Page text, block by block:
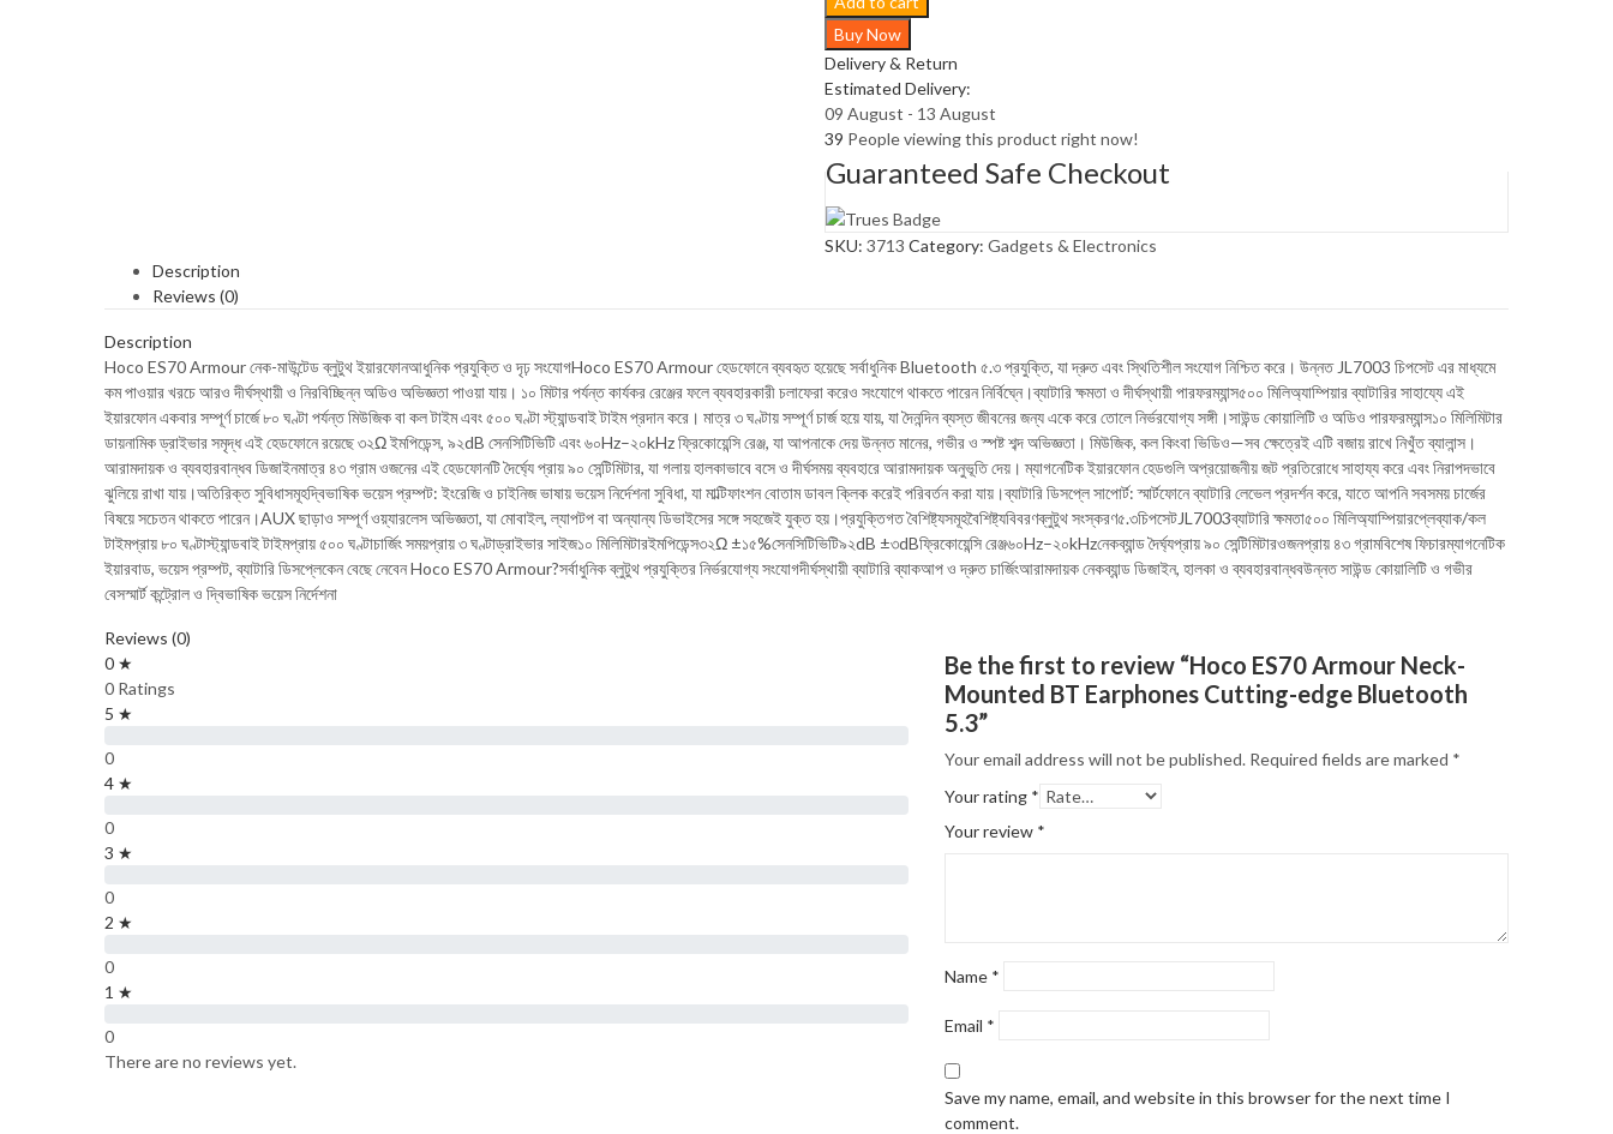
Armour
Neck-
Mounted
BT
Earphones
Cutting-
edge
5.3
quantity
Buy Now
Delivery & Return
Estimated Delivery:
09 August - 13 August
39 People viewing this product right now!
Guaranteed Safe Checkout
SKU: 3713 Category: Gadgets & Electronics
Description
Reviews (0)
Description
Hoco ES70 Armour নেক-মাউন্টেড ব্লুটুথ ইয়ারফোনআধুনিক প্রযুক্তি ও দৃঢ় সংযোগHoco ES70 Armour হেডফোনে ব্যবহৃত হয়েছে সর্বাধুনিক Bluetooth ৫.৩ প্রযুক্তি, যা দ্রুত এবং স্থিতিশীল সংযোগ নিশ্চিত করে। উন্নত JL7003 চিপসেট এর মাধ্যমে
কম পাওয়ার খরচে আরও দীর্ঘস্থায়ী ও নিরবিচ্ছিন্ন অডিও অভিজ্ঞতা পাওয়া যায়। ১০ মিটার পর্যন্ত কার্যকর রেঞ্জের ফলে ব্যবহারকারী চলাফেরা করেও সংযোগে থাকতে পারেন নির্বিঘ্নে।ব্যাটারি ক্ষমতা ও দীর্ঘস্থায়ী পারফরম্যান্স৫০০ মিলিঅ্যাম্পিয়ার ব্যাটারির সাহায্যে এই
ইয়ারফোন একবার সম্পূর্ণ চার্জে ৮০ ঘণ্টা পর্যন্ত মিউজিক বা কল টাইম এবং ৫০০ ঘণ্টা স্ট্যান্ডবাই টাইম প্রদান করে। মাত্র ৩ ঘণ্টায় সম্পূর্ণ চার্জ হয়ে যায়, যা দৈনন্দিন ব্যস্ত জীবনের জন্য একে করে তোলে নির্ভরযোগ্য সঙ্গী।সাউন্ড কোয়ালিটি ও অডিও পারফরম্যান্স১০ মিলিমিটার
ডায়নামিক ড্রাইভার সমৃদ্ধ এই হেডফোনে রয়েছে ৩২Ω ইমপিডেন্স, ৯২dB সেনসিটিভিটি এবং ৬০Hz–২০kHz ফ্রিকোয়েন্সি রেঞ্জ, যা আপনাকে দেয় উন্নত মানের, গভীর ও স্পষ্ট শব্দ অভিজ্ঞতা। মিউজিক, কল কিংবা ভিডিও—সব ক্ষেত্রেই এটি বজায় রাখে নিখুঁত ব্যালান্স।
আরামদায়ক ও ব্যবহারবান্ধব ডিজাইনমাত্র ৪৩ গ্রাম ওজনের এই হেডফোনটি দৈর্ঘ্যে প্রায় ৯০ সেন্টিমিটার, যা গলায় হালকাভাবে বসে ও দীর্ঘসময় ব্যবহারে আরামদায়ক অনুভূতি দেয়। ম্যাগনেটিক ইয়ারফোন হেডগুলি অপ্রয়োজনীয় জট প্রতিরোধে সাহায্য করে এবং নিরাপদভাবে
ঝুলিয়ে রাখা যায়।অতিরিক্ত সুবিধাসমূহদ্বিভাষিক ভয়েস প্রম্পট: ইংরেজি ও চাইনিজ ভাষায় ভয়েস নির্দেশনা সুবিধা, যা মাল্টিফাংশন বোতাম ডাবল ক্লিক করেই পরিবর্তন করা যায়।ব্যাটারি ডিসপ্লে সাপোর্ট: স্মার্টফোনে ব্যাটারি লেভেল প্রদর্শন করে, যাতে আপনি সবসময় চার্জের
বিষয়ে সচেতন থাকতে পারেন।AUX ছাড়াও সম্পূর্ণ ওয়্যারলেস অভিজ্ঞতা, যা মোবাইল, ল্যাপটপ বা অন্যান্য ডিভাইসের সঙ্গে সহজেই যুক্ত হয়।প্রযুক্তিগত বৈশিষ্ট্যসমূহবৈশিষ্ট্যবিবরণব্লুটুথ সংস্করণ৫.৩চিপসেটJL7003ব্যাটারি ক্ষমতা৫০০ মিলিঅ্যাম্পিয়ারপ্লেব্যাক/কল
টাইমপ্রায় ৮০ ঘণ্টাস্ট্যান্ডবাই টাইমপ্রায় ৫০০ ঘণ্টাচার্জিং সময়প্রায় ৩ ঘণ্টাড্রাইভার সাইজ১০ মিলিমিটারইমপিডেন্স৩২Ω ±১৫%সেনসিটিভিটি৯২dB ±৩dBফ্রিকোয়েন্সি রেঞ্জ৬০Hz–২০kHzনেকব্যান্ড দৈর্ঘ্যপ্রায় ৯০ সেন্টিমিটারওজনপ্রায় ৪৩ গ্রামবিশেষ ফিচারম্যাগনেটিক
ইয়ারবাড, ভয়েস প্রম্পট, ব্যাটারি ডিসপ্লেকেন বেছে নেবেন Hoco ES70 Armour?সর্বাধুনিক ব্লুটুথ প্রযুক্তির নির্ভরযোগ্য সংযোগদীর্ঘস্থায়ী ব্যাটারি ব্যাকআপ ও দ্রুত চার্জিংআরামদায়ক নেকব্যান্ড ডিজাইন, হালকা ও ব্যবহারবান্ধবউন্নত সাউন্ড কোয়ালিটি ও গভীর
বেসস্মার্ট কন্ট্রোল ও দ্বিভাষিক ভয়েস নির্দেশনা
Reviews (0)
0 ★
0 Ratings
5 ★
0
4 ★
0
3 ★
0
2 ★
0
1 ★
0
There are no reviews yet.
Be the first to review “Hoco ES70 Armour Neck-
Mounted BT Earphones Cutting-edge Bluetooth
5.3”
Your email address will not be published. Required fields are marked *
Your rating *
Your review *
Name *
Email *
Save my name, email, and website in this browser for the next time I
comment.